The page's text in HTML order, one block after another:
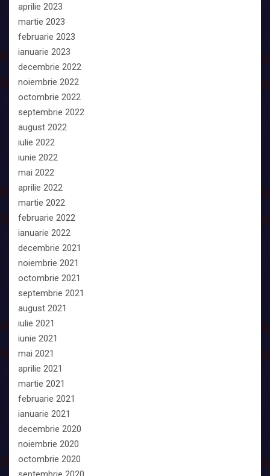
aprilie 2023
martie 2023
februarie 2023
ianuarie 2023
decembrie 2022
noiembrie 2022
octombrie 2022
septembrie 2022
august 2022
iulie 2022
iunie 2022
mai 2022
aprilie 2022
martie 2022
februarie 2022
ianuarie 2022
decembrie 2021
noiembrie 2021
octombrie 2021
septembrie 2021
august 2021
iulie 2021
iunie 2021
mai 2021
aprilie 2021
martie 2021
februarie 2021
ianuarie 2021
decembrie 2020
noiembrie 2020
octombrie 2020